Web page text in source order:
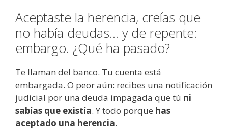
Aceptaste la herencia, creías que
no había deudas… y de repente:
embargo. ¿Qué ha pasado?
Te llaman del banco. Tu cuenta está
embargada. O peor aún: recibes una notificación
judicial por una deuda impagada que tú ni
sabías que existía. Y todo porque has
aceptado una herencia.